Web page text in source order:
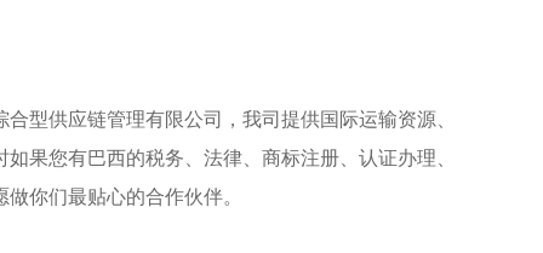
型供应链管理有限公司，我司提供国际运输资源、
果您有巴西的税务、法律、商标注册、认证办理、
你们最贴心的合作伙伴。